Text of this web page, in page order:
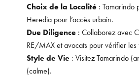
Choix de la Localité : Tamarindo
Heredia pour l’accès urbain.
Due Diligence : Collaborez avec
RE/MAX et avocats pour vérifier les
Style de Vie : Visitez Tamarindo
(calme).